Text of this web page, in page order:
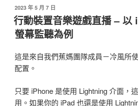
裝
置
音
樂
遊
播
–
發
佈
於
2023 年 5 月 7 日
行動裝置音樂遊戲直播 – 以
螢幕監聽為例
這是來自我們蕉媽團隊成員－冷風所
配置。
只要 iPhone 是使用 Lightning 介面，
用。如果你的 iPad 也還是使用